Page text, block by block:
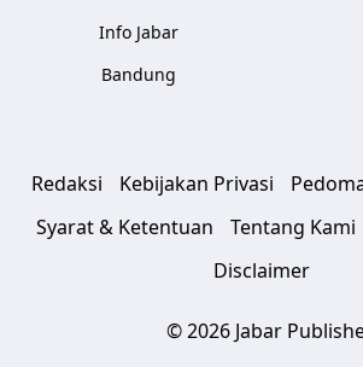
Info Jabar
Bandung
Redaksi Kebijakan Privasi
Syarat & Ketentuan
Tentang Kami
Disclaimer
© 2026 Jabar